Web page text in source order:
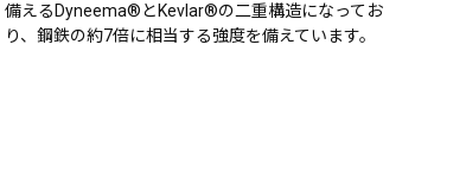
備えるDyneema®とKevlar®の二重構造になってお
り、鋼鉄の約7倍に相当する強度を備えています。